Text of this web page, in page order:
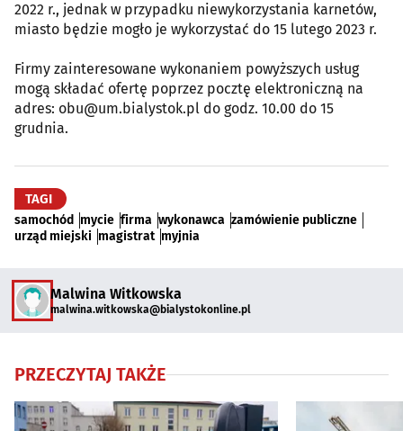
2022 r., jednak w przypadku niewykorzystania karnetów,
miasto będzie mogło je wykorzystać do 15 lutego 2023 r.
Firmy zainteresowane wykonaniem powyższych usług
mogą składać ofertę poprzez pocztę elektroniczną na
adres: obu@um.bialystok.pl do godz. 10.00 do 15
grudnia.
TAGI
samochód mycie firma wykonawca zamówienie publiczne
urząd miejski magistrat myjnia
Malwina Witkowska
malwina.witkowska@bialystokonline.pl
PRZECZYTAJ TAKŻE